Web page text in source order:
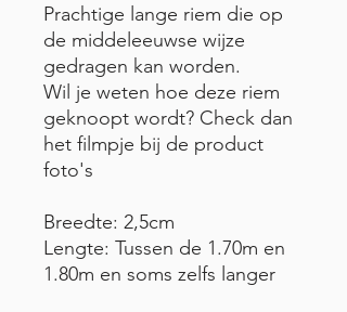
Prachtige lange riem die op
de middeleeuwse wijze
gedragen kan worden.
Wil je weten hoe deze riem
geknoopt wordt? Check dan
het filmpje bij de product
foto's
Breedte: 2,5cm
Lengte: Tussen de 1.70m en
1.80m en soms zelfs langer